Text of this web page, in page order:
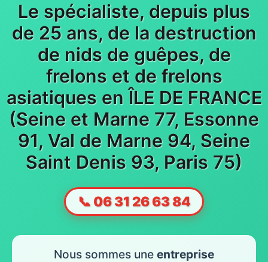
Le spécialiste, depuis plus
de 25 ans, de la destruction
de nids de guêpes, de
frelons et de frelons
asiatiques en ÎLE DE FRANCE
(Seine et Marne 77, Essonne
91, Val de Marne 94, Seine
Saint Denis 93, Paris 75)
📞 06 31 26 63 84
Nous sommes une entreprise